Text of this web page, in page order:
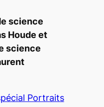
science
Houde et
science
Portraits